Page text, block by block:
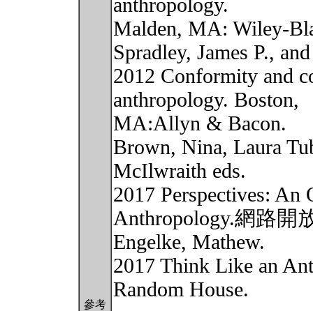
參考
anthropology.
Malden, MA: Wiley-
Spradley, James P.,
2012 Conformity and
anthropology. Boston,
MA:Allyn & Bacon.
Brown, Nina, Laura
McIlwraith eds.
2017 Perspectives:
Anthropology.網路開
Engelke, Mathew.
2017 Think Like an
Random House.